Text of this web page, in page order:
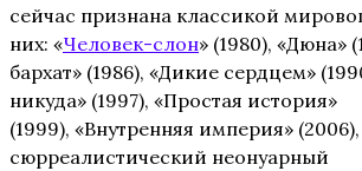
сейчас признана классикой
них: «Человек-слон» (1980), «Дюна»
бархат» (1986), «Дикие сердцем»
никуда» (1997), «Простая история»
(1999), «Внутренняя империя»
сюрреалистический неонуарный